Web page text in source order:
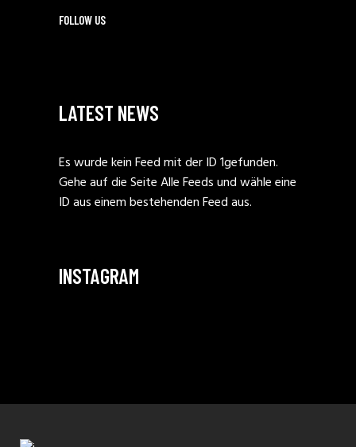
FOLLOW US
LATEST NEWS
Es wurde kein Feed mit der ID 1gefunden.
Gehe auf die SeiteAlle Feedsund wähle eine
ID aus einem bestehenden Feed aus.
INSTAGRAM